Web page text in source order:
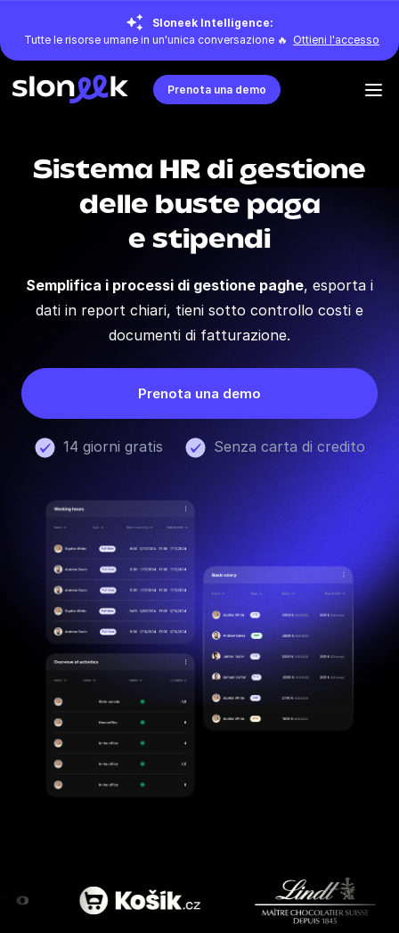
Sloneek Intelligence:
Tutte le risorse umane in un'unica conversazione 🔥 Ottieni l'accesso
Prenota una demo
Sistema HR di gestione
delle buste paga
e stipendi
Semplifica i processi di gestione paghe, esporta i
dati in report chiari, tieni sotto controllo costi e
documenti di fatturazione.
Prenota una demo
14 giorni gratis Senza carta di credito